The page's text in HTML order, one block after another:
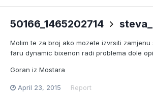
50166_1465202714
Molim te za broj ako mozete izvrsiti
faru dynamic bixenon radi problema dole
Goran iz Mostara
April 23, 2015 Report